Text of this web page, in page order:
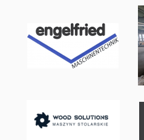
Jcb Mini Bageri
Kubota Mini Bageri
Scherer Feinbau Vdz 220 / Ds